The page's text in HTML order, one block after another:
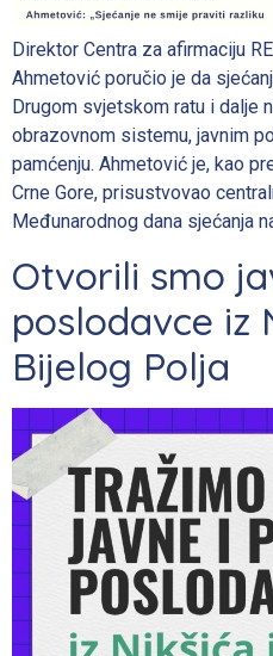
Direktor Centra za afirmaciju
Ahmetović poručio je da
Drugom svjetskom ratu i dalje
obrazovnom sistemu, javnim
pamćenju. Ahmetović je, kao
Crne Gore, prisustvovao
Međunarodnog dana sjećanja
Otvorili smo
poslodavce iz
Bijelog Polja